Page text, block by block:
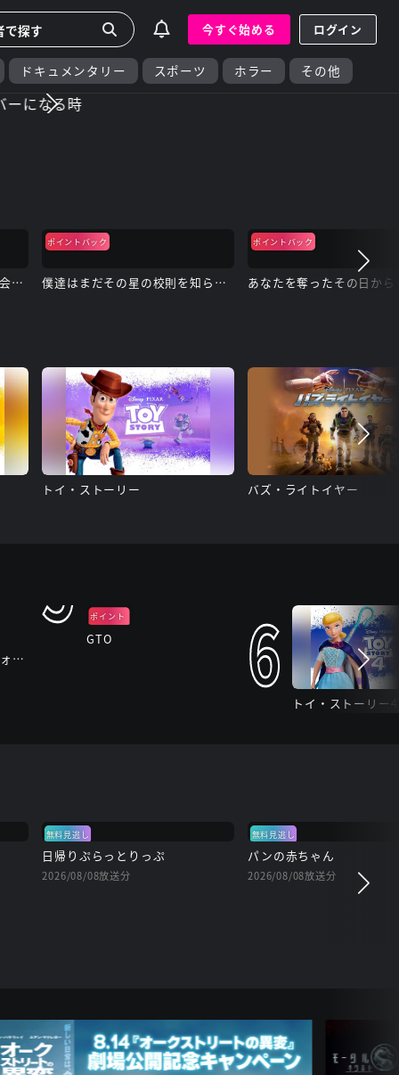
今すぐ始める ログイン
ドキュメンタリー スポーツ ホラー その他
終幕のロンド ―もう二度と、会えないあなたに―
ポイントバック
僕達はまだその星の校則を知らない
ポイントバック
あなたを奪ったその日から
トイ・ストーリー バズ・ライトイヤー
【独占】EBiDANのフォトリップ
5
ポイント
バック
GTO 6 トイ・ストーリー4
無料見逃し
日帰りぷらっとりっぷ
2026/08/08放送分
無料見逃し
パンの赤ちゃん
2026/08/08放送分